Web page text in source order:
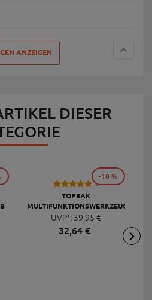
ANZEIGEN
DIESER
9
TOPEAK
MULTIFUNKTIONSWERKZEUG
MINI 20 PRO
UVP¹: 39,95 €
32,64€
-18 %